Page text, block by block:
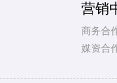
营销
商务合
媒资合